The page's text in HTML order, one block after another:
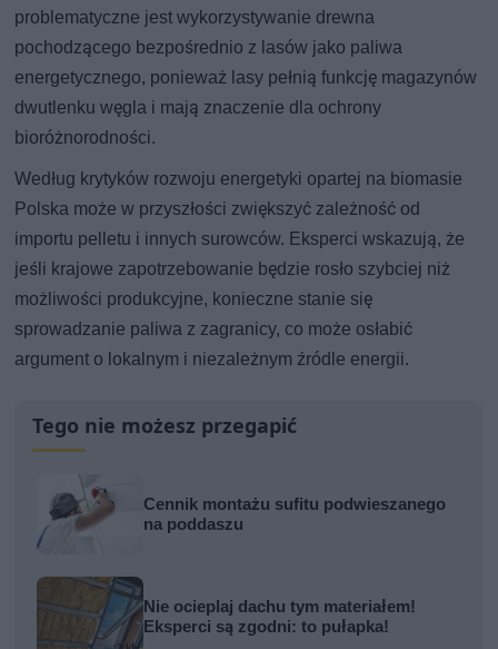
problematyczne jest wykorzystywanie drewna
pochodzącego bezpośrednio z lasów jako paliwa
energetycznego, ponieważ lasy pełnią funkcję magazynów
dwutlenku węgla i mają znaczenie dla ochrony
bioróżnorodności.
Według krytyków rozwoju energetyki opartej na biomasie
Polska może w przyszłości zwiększyć zależność od
importu pelletu i innych surowców. Eksperci wskazują, że
jeśli krajowe zapotrzebowanie będzie rosło szybciej niż
możliwości produkcyjne, konieczne stanie się
sprowadzanie paliwa z zagranicy, co może osłabić
argument o lokalnym i niezależnym źródle energii.
Tego nie możesz przegapić
Cennik montażu sufitu podwieszanego
na poddaszu
Nie ocieplaj dachu tym materiałem!
Eksperci są zgodni: to pułapka!